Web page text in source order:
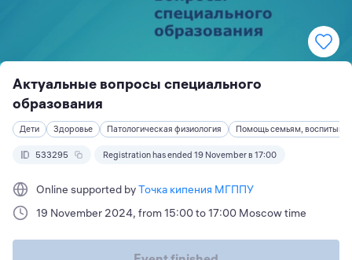
Актуальные вопросы специального
образования
Дети Здоровье Патологическая физиология Помощь семьям,
533295 Registration has ended 19 November в 17:00
Online supported byТочка кипения МГППУ
19 November 2024, from 15:00 to 17:00 Moscow time